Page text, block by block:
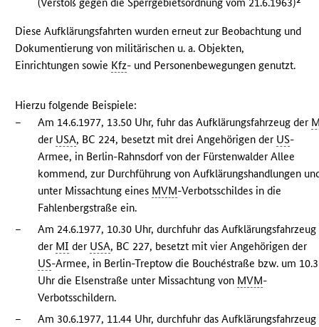
Diese Aufklärungsfahrten wurden erneut zur Beobachtung und
Dokumentierung von militärischen u. a. Objekten,
Einrichtungen sowie Kfz- und Personenbewegungen genutzt.
Hierzu folgende Beispiele:
–
Am 14.6.1977, 13.50 Uhr, fuhr das Aufklärungsfahrzeug der
der USA, BC 224, besetzt mit drei Angehörigen der US-
Armee, in Berlin-Rahnsdorf von der Fürstenwalder Allee
kommend, zur Durchführung von Aufklärungshandlungen
unter Missachtung eines MVM-Verbotsschildes in die
Fahlenbergstraße ein.
–
Am 24.6.1977, 10.30 Uhr, durchfuhr das Aufklärungsfahrzeug
der MI der USA, BC 227, besetzt mit vier Angehörigen der
US-Armee, in Berlin-Treptow die Bouchéstraße bzw. um
Uhr die Elsenstraße unter Missachtung von MVM-
Verbotsschildern.
–
Am 30.6.1977, 11.44 Uhr, durchfuhr das Aufklärungsfahrzeug